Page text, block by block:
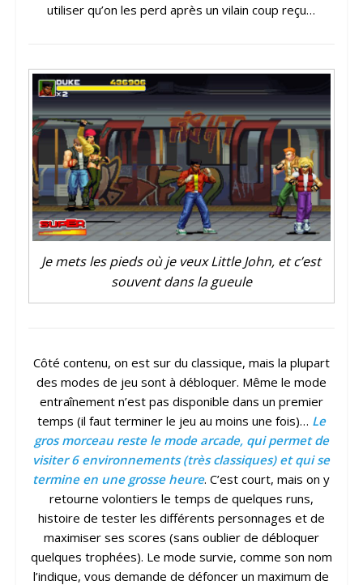
utiliser qu’on les perd après un vilain coup reçu…
Je mets les pieds où je veux Little John, et c’est
souvent dans la gueule
Côté contenu, on est sur du classique, mais la plupart
des modes de jeu sont à débloquer. Même le mode
entraînement n’est pas disponible dans un premier
temps (il faut terminer le jeu au moins une fois)… Le
gros morceau reste le mode arcade, qui permet de
visiter 6 environnements (très classiques) et qui se
termine en une grosse heure. C’est court, mais on y
retourne volontiers le temps de quelques runs,
histoire de tester les différents personnages et de
maximiser ses scores (sans oublier de débloquer
quelques trophées). Le mode survie, comme son nom
l’indique, vous demande de défoncer un maximum de